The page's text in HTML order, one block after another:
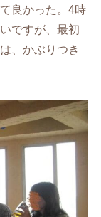
良かった。4時
ですが、最初
、かぶりつき